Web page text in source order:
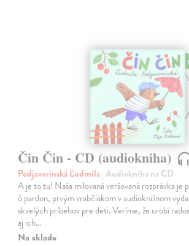
Čin Čin - CD (audiokniha)
Podjavorinská Ľudmila| Audiokniha na CD
A je to tu! Naša milovaná veršovaná rozprávka je
ó pardon, prvým vrabčiakom v audioknižnom
skvelých príbehov pre deti. Veríme, že urobí
aj ich…
Na sklade